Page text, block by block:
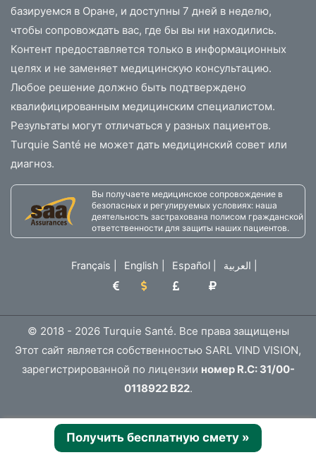
базируемся в Оране, и доступны 7 дней в неделю,
чтобы сопровождать вас, где бы вы ни находились.
Контент предоставляется только в информационных
целях и не заменяет медицинскую консультацию.
Любое решение должно быть подтверждено
квалифицированным медицинским специалистом.
Результаты могут отличаться у разных пациентов.
Turquie Santé не может дать медицинский совет или
диагноз.
Вы получаете медицинское сопровождение в
безопасных и регулируемых условиях: наша
деятельность застрахована полисом гражданской
ответственности для защиты наших пациентов.
Français English Español العربية
© 2018 - 2026 Turquie Santé. Все права защищены
Этот сайт является собственностью SARL VIND VISION,
зарегистрированной по лицензии номер R.C: 31/00-
0118922 B22.
Получить бесплатную смету »